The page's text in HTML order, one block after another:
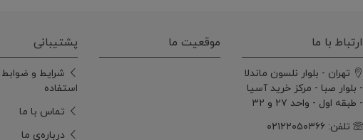
ارتباط با ما
تهران - بلوار نلسون ماندلا
- بلوار صبا - مرکز خرید آسیا
- طبقه اول - واحد ۲۷ و ۳۲
تلفن: ۰۲۱۲۲۰۵۰۳۶۶
موقعیت ما پشتیبانی
شرایط و ضوابط
استفاده
تماس با ما
درباره‌ی ما